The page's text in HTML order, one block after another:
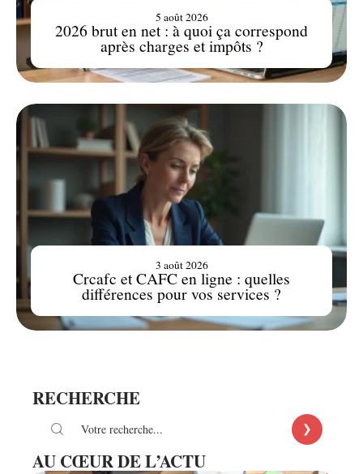
2026 brut en net : à quoi ça correspond
après charges et impôts ?
5 août 2026
Crcafc et CAFC en ligne : quelles
différences pour vos services ?
3 août 2026
RECHERCHE
AU CŒUR DE L’ACTU